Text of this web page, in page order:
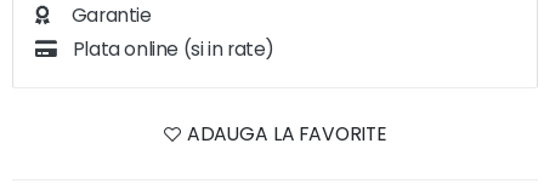
Garantie
Plata online (si in rate)
ADAUGA LA FAVORITE